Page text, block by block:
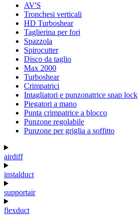
AV'S
Tronchesi verticali
HD Turboshear
Taglierina per fori
Spazzola
Spirocutter
Disco da taglio
Max 2000
Turboshear
Crimpatrici
Intagliatori e punzonatrice snap lock
Piegatori a mano
Punta crimpatrice a blocco
Punzone regolabile
Punzone per griglia a soffitto
airdiff
instalduct
supportair
flexduct